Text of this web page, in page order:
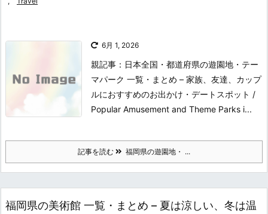
6月 1, 2026
親記事：日本全国・都道府県の遊園地・テー
マパーク 一覧・まとめ – 家族、友達、カップ
ルにおすすめのお出かけ・デートスポット /
Popular Amusement and Theme Parks i...
記事を読む 福岡県の遊園地・ ...
福岡県の美術館 一覧・まとめ – 夏は涼しい、冬は温